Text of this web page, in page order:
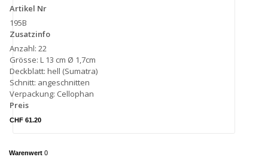
Artikel Nr
195B
Zusatzinfo
Anzahl: 22
Grösse: L 13 cm Ø 1,7cm
Deckblatt: hell (Sumatra)
Schnitt: angeschnitten
Verpackung: Cellophan
Preis
CHF 61.20
Warenwert 0